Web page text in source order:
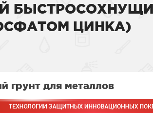
ЦИНКА)
грунт для металлов